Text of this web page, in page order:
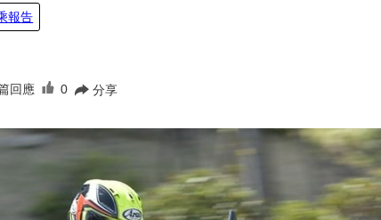
報告
回應 0 分享